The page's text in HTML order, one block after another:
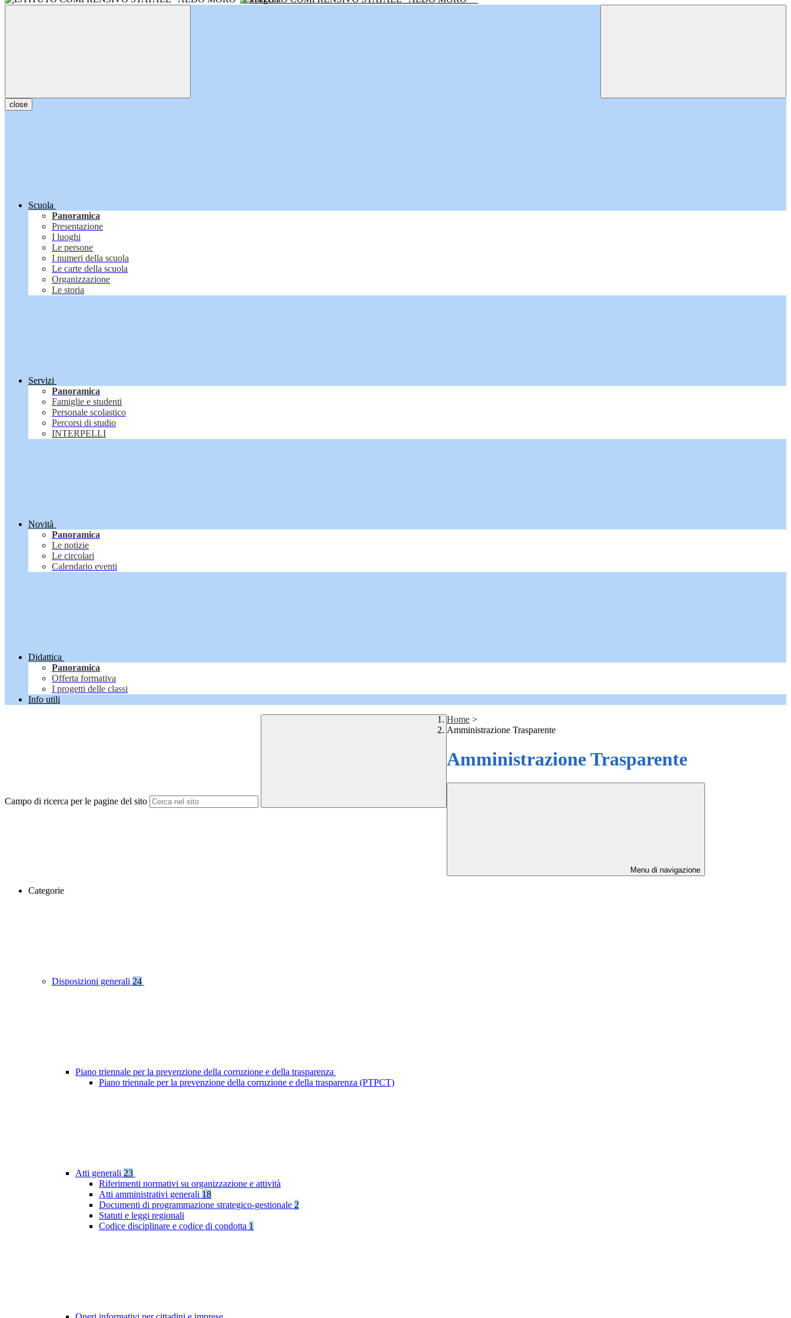
close
Scuola
Panoramica
Presentazione
I luoghi
Le persone
I numeri della scuola
Le carte della scuola
Organizzazione
Le storia
Servizi
Panoramica
Famiglie e studenti
Personale scolastico
Percorsi di studio
INTERPELLI
Novità
Panoramica
Le notizie
Le circolari
Calendario eventi
Didattica
Panoramica
Offerta formativa
I progetti delle classi
Info utili
Campo di ricerca per le pagine del sito
Home >
Amministrazione Trasparente
Amministrazione Trasparente
Menu di navigazione
Categorie
Disposizioni generali 24
Piano triennale per la prevenzione della corruzione e della trasparenza
Piano triennale per la prevenzione della corruzione e della trasparenza (PTPCT)
Atti generali 23
Riferimenti normativi su organizzazione e attività
Atti amministrativi generali 18
Documenti di programmazione strategico-gestionale 2
Statuti e leggi regionali
Codice disciplinare e codice di condotta 1